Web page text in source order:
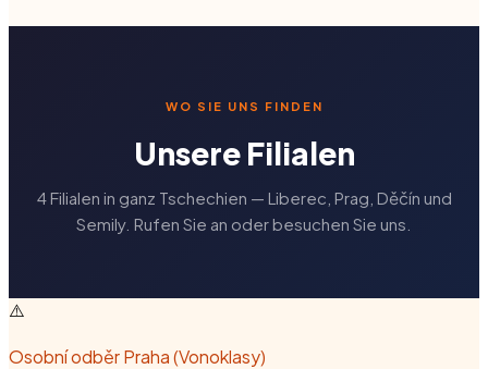
WO SIE UNS FINDEN
Unsere Filialen
4 Filialen in ganz Tschechien — Liberec, Prag, Děčín und
Semily. Rufen Sie an oder besuchen Sie uns.
⚠️
Osobní odběr Praha (Vonoklasy)